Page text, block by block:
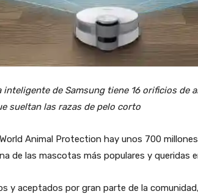
inteligente de Samsung tiene 16 orificios de
sueltan las razas de pelo corto
Animal Protection hay unos 700
de las mascotas más populares y queridas
y aceptados por gran parte de la